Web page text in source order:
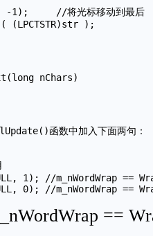
//将光标移动到最后
函数中加入下面两句：
1); //m_nWordWrap ==
==